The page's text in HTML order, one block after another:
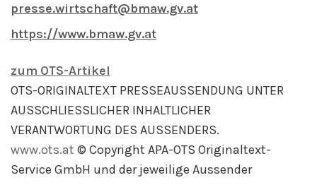
presse.wirtschaft@bmaw.gv.at
https://www.bmaw.gv.at
zum OTS-Artikel
OTS-ORIGINALTEXT PRESSEAUSSENDUNG UNTER
AUSSCHLIESSLICHER INHALTLICHER
VERANTWORTUNG DES AUSSENDERS.
www.ots.at © Copyright APA-OTS Originaltext-
Service GmbH und der jeweilige Aussender